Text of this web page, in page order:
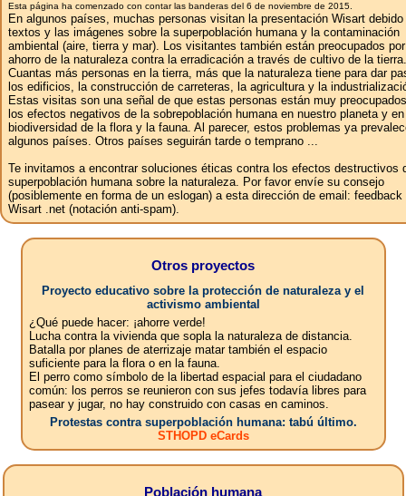
Esta página ha comenzado con contar las banderas del 6 de noviembre de 2015.
En algunos países, muchas personas visitan la presentación Wisart
textos y las imágenes sobre la superpoblación humana y la contaminación
ambiental (aire, tierra y mar). Los visitantes también están preocupados
ahorro de la naturaleza contra la erradicación a través de cultivo de la tierra.
Cuantas más personas en la tierra, más que la naturaleza tiene para dar
los edificios, la construcción de carreteras, la agricultura y la
Estas visitas son una señal de que estas personas están muy
los efectos negativos de la sobrepoblación humana en nuestro planeta y
biodiversidad de la flora y la fauna. Al parecer, estos problemas ya
algunos países. Otros países seguirán tarde o temprano ...
Te invitamos a encontrar soluciones éticas contra los efectos destructivos
superpoblación humana sobre la naturaleza. Por favor envíe su consejo
(posiblemente en forma de un eslogan) a esta dirección de email: feedback
Wisart .net (notación anti-spam).
Otros proyectos
Proyecto educativo sobre la protección de naturaleza y el
activismo ambiental
¿Qué puede hacer: ¡ahorre verde!
Lucha contra la vivienda que sopla la naturaleza de distancia.
Batalla por planes de aterrizaje matar también el espacio
suficiente para la flora o en la fauna.
El perro como símbolo de la libertad espacial para el ciudadano
común: los perros se reunieron con sus jefes todavía libres para
pasear y jugar, no hay construido con casas en caminos.
Protestas contra superpoblación humana: tabú último.
STHOPD eCards
Población humana